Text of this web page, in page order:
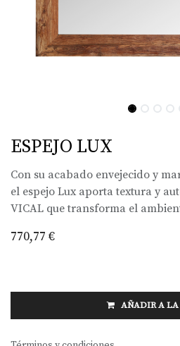
ESPEJO LUX
Con su acabado envejecido y
el espejo Lux aporta textura y
VICAL que transforma el
770,77 €
AÑADIR A LA